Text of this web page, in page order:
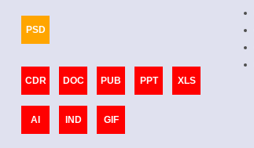
PSD
CDR DOC PUB PPT XLS
AI IND GIF